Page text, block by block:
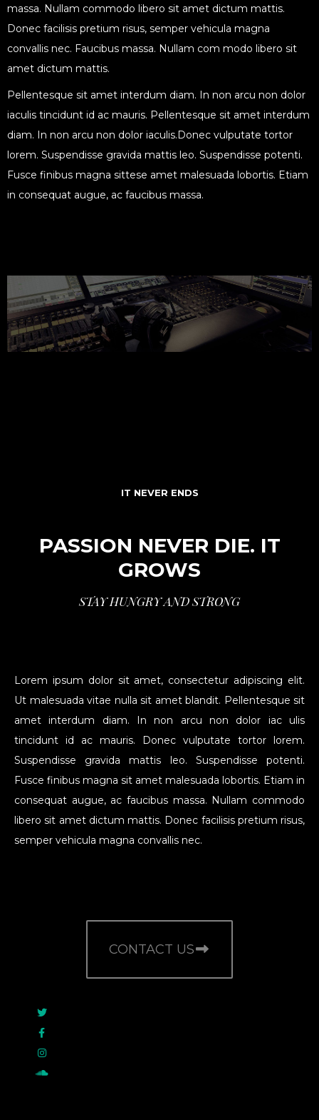
massa. Nullam commodo libero sit amet dictum mattis.
Donec facilisis pretium risus, semper vehicula magna
convallis nec. Faucibus massa. Nullam com modo libero sit
amet dictum mattis.
Pellentesque sit amet interdum diam. In non arcu non dolor
iaculis tincidunt id ac mauris. Pellentesque sit amet interdum
diam. In non arcu non dolor iaculis.Donec vulputate tortor
lorem. Suspendisse gravida mattis leo. Suspendisse potenti.
Fusce finibus magna sittese amet malesuada lobortis. Etiam
in consequat augue, ac faucibus massa.
IT NEVER ENDS
PASSION NEVER DIE. IT
GROWS
STAY HUNGRY AND STRONG
Lorem ipsum dolor sit amet, consectetur adipiscing elit.
Ut malesuada vitae nulla sit amet blandit. Pellentesque sit
amet interdum diam. In non arcu non dolor iac ulis
tincidunt id ac mauris. Donec vulputate tortor lorem.
Suspendisse gravida mattis leo. Suspendisse potenti.
Fusce finibus magna sit amet malesuada lobortis. Etiam in
consequat augue, ac faucibus massa. Nullam commodo
libero sit amet dictum mattis. Donec facilisis pretium risus,
semper vehicula magna convallis nec.
CONTACT US